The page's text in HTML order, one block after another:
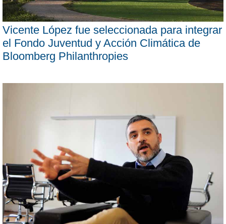
Vicente López fue seleccionada para integrar
el Fondo Juventud y Acción Climática de
Bloomberg Philanthropies